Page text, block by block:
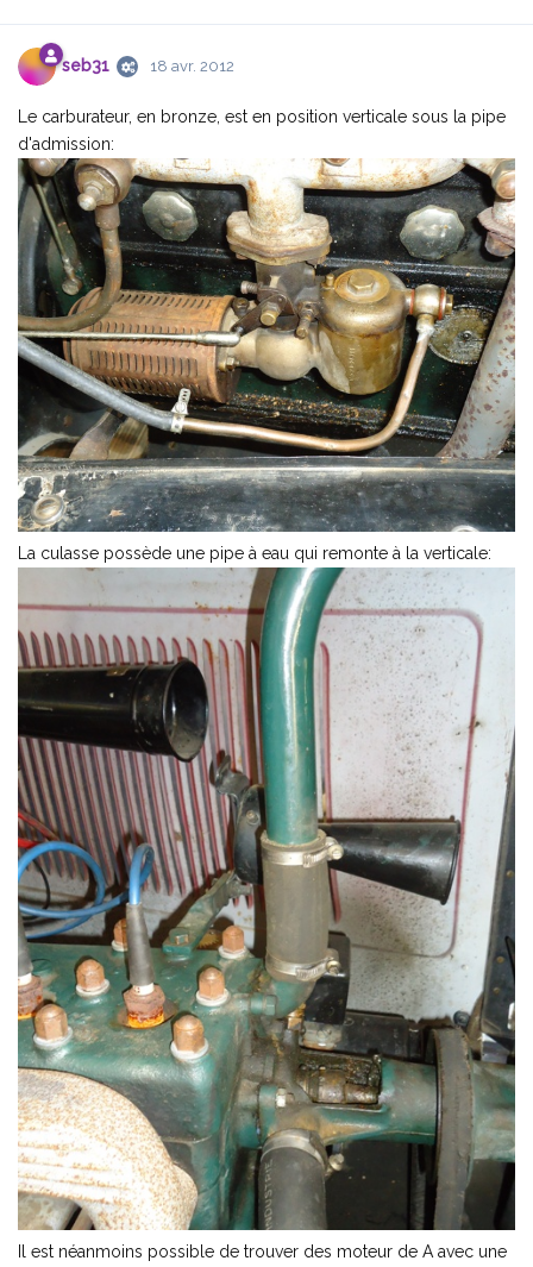
seb31 18 avr. 2012
Le carburateur, en bronze, est en position verticale sous la pipe
d'admission:
La culasse possède une pipe à eau qui remonte à la verticale:
Il est néanmoins possible de trouver des moteur de A avec une